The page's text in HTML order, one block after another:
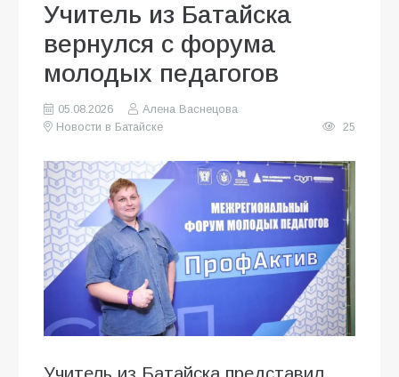
Учитель из Батайска
вернулся с форума
молодых педагогов
05.08.2026
Алена Васнецова
Новости в Батайске
25